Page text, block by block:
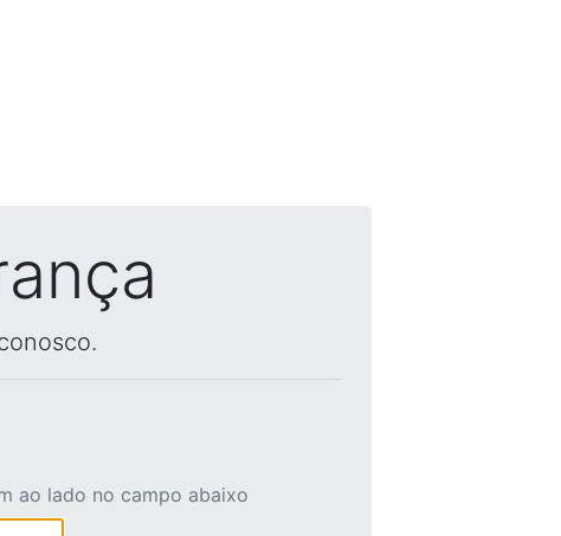
ao lado no campo abaixo